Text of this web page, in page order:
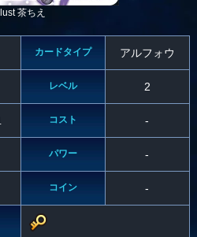
Illust 茶ちえ
カードタイプ アルフォウ
レベル 2
コスト -
パワー -
コイン -